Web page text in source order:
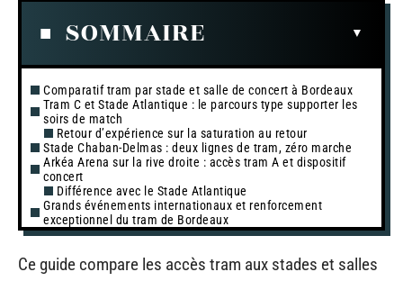
SOMMAIRE
Comparatif tram par stade et salle de concert à Bordeaux
Tram C et Stade Atlantique : le parcours type supporter les
soirs de match
Retour d’expérience sur la saturation au retour
Stade Chaban-Delmas : deux lignes de tram, zéro marche
Arkéa Arena sur la rive droite : accès tram A et dispositif
concert
Différence avec le Stade Atlantique
Grands événements internationaux et renforcement
exceptionnel du tram de Bordeaux
Ce guide compare les accès tram aux stades et salles